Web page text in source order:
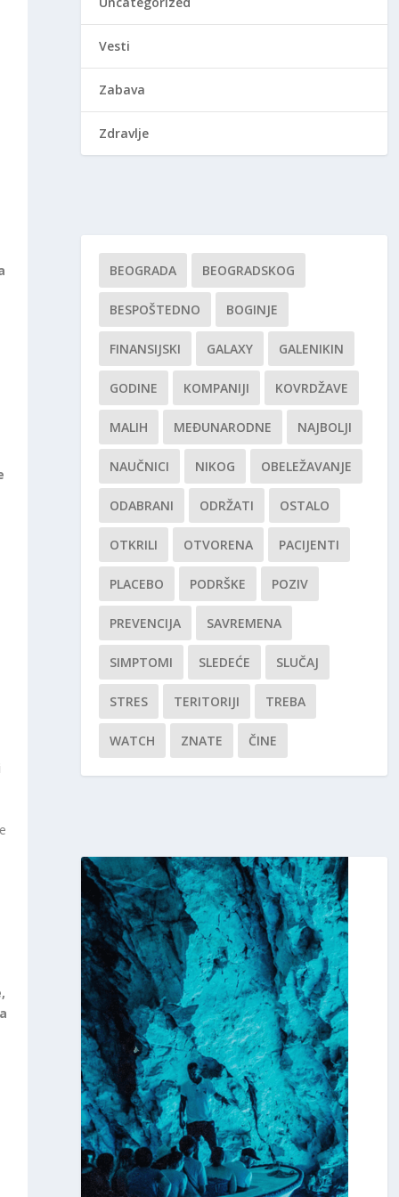
Vesti
Zabava
Zdravlje
BEOGRADA BEOGRADSKOG
BESPOŠTEDNO BOGINJE
FINANSIJSKI GALAXY GALENIKIN
GODINE KOMPANIJI KOVRDŽAVE
MALIH MEĐUNARODNE NAJBOLJI
NAUČNICI NIKOG OBELEŽAVANJE
ODABRANI ODRŽATI OSTALO
OTKRILI OTVORENA PACIJENTI
PLACEBO PODRŠKE POZIV
PREVENCIJA SAVREMENA
SIMPTOMI SLEDEĆE SLUČAJ
STRES TERITORIJI TREBA
WATCH ZNATE ČINE